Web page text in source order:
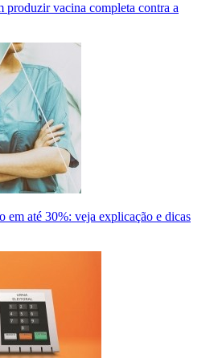
produzir vacina completa contra a
em até 30%: veja explicação e dicas